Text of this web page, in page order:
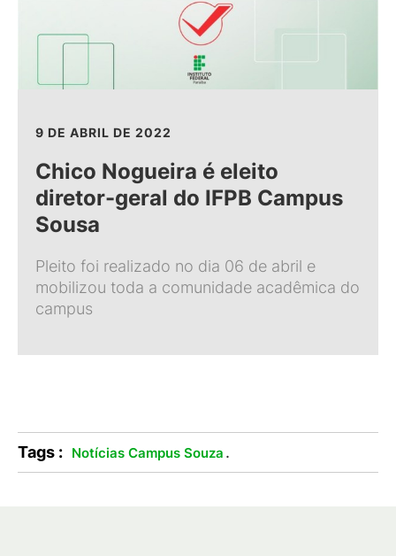
9 DE ABRIL DE 2022
Chico Nogueira é eleito
diretor-geral do IFPB Campus
Sousa
Pleito foi realizado no dia 06 de abril e
mobilizou toda a comunidade acadêmica do
campus
Tags : Notícias Campus Souza .